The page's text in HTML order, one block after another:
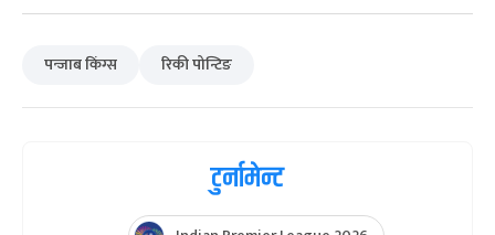
रिकी पोन्टिङ